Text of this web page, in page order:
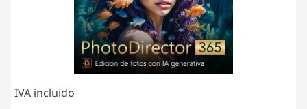
IVA incluido